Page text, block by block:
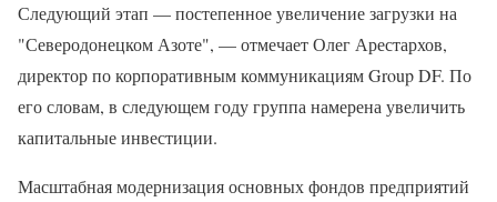
Следующий этап — постепенное увеличение загрузки на
"Северодонецком Азоте", — отмечает Олег Арестархов,
директор по корпоративным коммуникациям Group DF. По
его словам, в следующем году группа намерена увеличить
капитальные инвестиции.
Масштабная модернизация основных фондов предприятий